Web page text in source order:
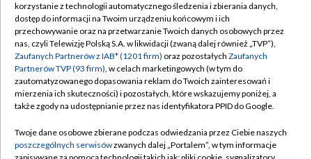
TVP
Abonament TVP
Emisja w TVP
Centrum informacji TVP
Naziemna Telewizja Cyfrowa
Rada Programowa
Regulamin TVP
Polityka prywatności
Moje zgody
Pomoc
Kontakt
korzystanie z technologii automatycznego śledzenia i zbierania danych,
dostęp do informacji na Twoim urządzeniu końcowym i ich
przechowywanie oraz na przetwarzanie Twoich danych osobowych przez
nas, czyli Telewizję Polską S.A. w likwidacji (zwaną dalej również „TVP”),
Zaufanych Partnerów z IAB* (1201 firm) oraz pozostałych Zaufanych
Partnerów TVP (93 firm), w celach marketingowych (w tym do
zautomatyzowanego dopasowania reklam do Twoich zainteresowań i
mierzenia ich skuteczności) i pozostałych, które wskazujemy poniżej, a
także zgody na udostępnianie przez nas identyfikatora PPID do Google.
Twoje dane osobowe zbierane podczas odwiedzania przez Ciebie naszych
poszczególnych serwisówzwanych dalej „Portalem”, w tym informacje